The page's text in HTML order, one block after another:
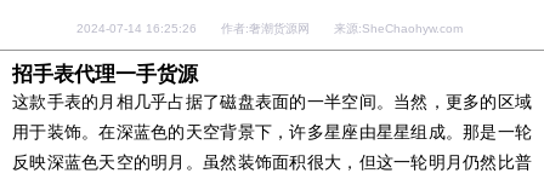
2024-07-14 16:25:26 作者:奢潮货源网 来源:SheChaohyw.com
招手表代理一手货源
这款手表的月相几乎占据了磁盘表面的一半空间。当然，更多的区域
用于装饰。在深蓝色的天空背景下，许多星座由星星组成。那是一轮
反映深蓝色天空的明月。虽然装饰面积很大，但这一轮明月仍然比普